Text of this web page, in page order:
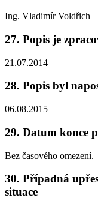
Ing. Vladimír Voldřich
27. Popis je
21.07.2014
28. Popis byl
06.08.2015
29. Datum konce
Bez časového omezení.
30. Případná
situace